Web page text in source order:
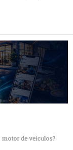
motor de veículos?